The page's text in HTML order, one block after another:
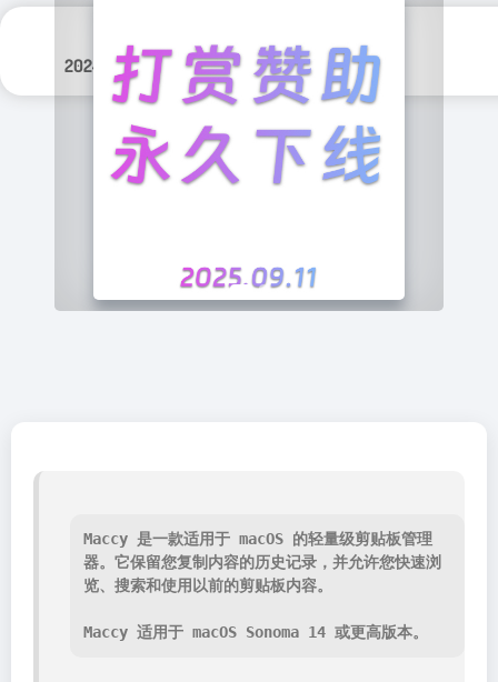
2024年 10月 8日 Github 开源
Maccy 是一款适用于 macOS 的轻量级剪贴板管理
器。它保留您复制内容的历史记录，并允许您快速浏
览、搜索和使用以前的剪贴板内容。
Maccy 适用于 macOS Sonoma 14 或更高版本。